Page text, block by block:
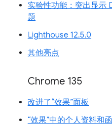
实验性功能：突出显示
题
Lighthouse 12.5.0
其他亮点
Chrome 135
改进了“效果”面板
“效果”中的个人资料和